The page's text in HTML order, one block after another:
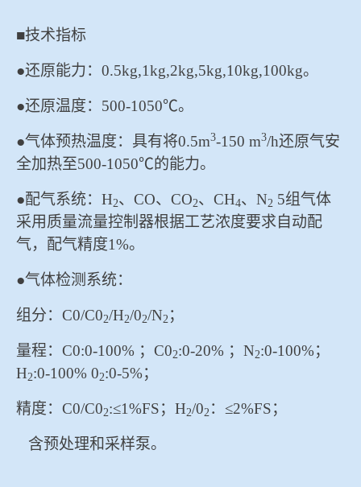
■技术指标
●还原能力：0.5kg,1kg,2kg,5kg,10kg,100kg。
●还原温度：500-1050℃。
●气体预热温度：具有将0.5m3-150 m3/h还原气安
全加热至500-1050℃的能力。
●配气系统：H2、CO、CO2、CH4、N2 5组气体
采用质量流量控制器根据工艺浓度要求自动配
气，配气精度1%。
●气体检测系统：
组分：C0/C02/H2/02/N2；
量程：C0:0-100% ；C02:0-20% ；N2:0-100%；
H2:0-100% 02:0-5%；
精度：C0/C02:≤1%FS；H2/02：≤2%FS；
含预处理和采样泵。